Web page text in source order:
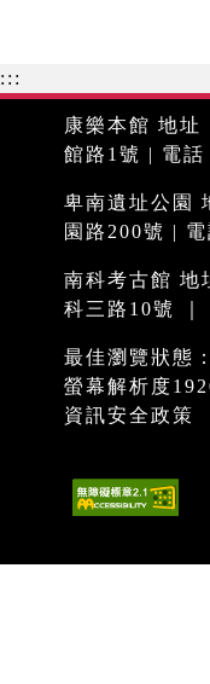
:::
康樂本館 地址
館路1號 | 電話
卑南遺址公園
園路200號 |
南科考古館 地
科三路10號 ｜
最佳瀏覽狀態
螢幕解析度
資訊安全政策